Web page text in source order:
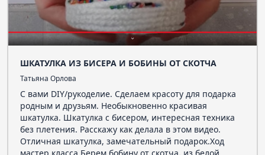
ШКАТУЛКА ИЗ БИСЕРА И БОБИНЫ ОТ СКОТЧА
Татьяна Орлова
С вами DIY/рукоделие. Сделаем красоту для подарка
родным и друзьям. Необыкновенно красивая
шкатулка. Шкатулка с бисером, интересная техника
без плетения. Расскажу как делала в этом видео.
Отличная шкатулка, замечательный подарок.Ход
мастер класса Берем бобину от скотча, из белой